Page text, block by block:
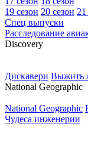
19 сезон 20 сезон 21
Спец выпуски
Расследование
Discovery
Дискавери Выжить
National Geographic
National Geographic
Чудеса инженерии